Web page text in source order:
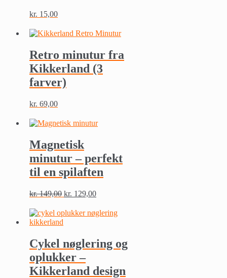
kr. 15,00
Retro minutur fra
Kikkerland (3
farver)
kr. 69,00
vare
flere
varianter.
Mulighederne
kan
vælges
varesiden
Magnetisk
minutur – perfekt
til en spilaften
kr.149,00 kr. 129,00
Cykel nøglering og
oplukker –
Kikkerland design